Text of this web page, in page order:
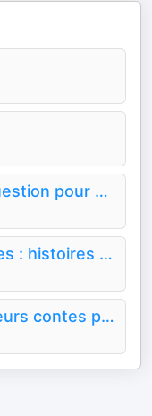
Dis-moi pourquoi / Question pour enfants
Le royaume des contes : histoires audio pour enfants
KIDSTORY : Les meilleurs contes pour enfants